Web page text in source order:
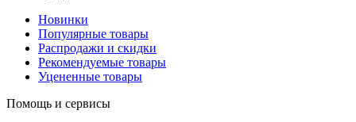
Новинки
Популярные товары
Распродажи и скидки
Рекомендуемые товары
Уцененные товары
Помощь и сервисы